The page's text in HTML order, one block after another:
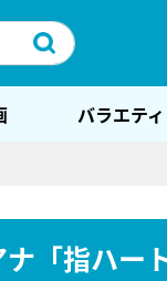
バラエティ
「指ハー